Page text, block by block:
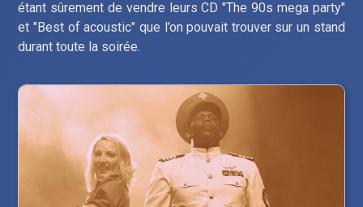
étant sûrement de vendre leurs CD "The 90s mega party"
et "Best of acoustic" que l’on pouvait trouver sur un stand
durant toute la soirée.